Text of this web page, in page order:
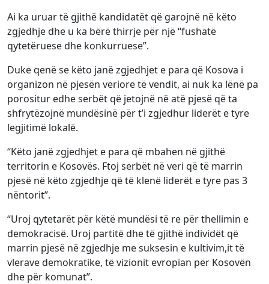
Ai ka uruar të gjithë kandidatët që garojnë në këto
zgjedhje dhe u ka bërë thirrje për një “fushatë
qytetëruese dhe konkurruese”.
Duke qenë se këto janë zgjedhjet e para që Kosova i
organizon në pjesën veriore të vendit, ai nuk ka lënë pa
porositur edhe serbët që jetojnë në atë pjesë që ta
shfrytëzojnë mundësinë për t’i zgjedhur liderët e tyre
legjitimë lokalë.
“Këto janë zgjedhjet e para që mbahen në gjithë
territorin e Kosovës. Ftoj serbët në veri që të marrin
pjesë në këto zgjedhje që të klenë liderët e tyre pas 3
nëntorit”.
“Uroj qytetarët për këtë mundësi të re për thellimin e
demokracisë. Uroj partitë dhe të gjithë individët që
marrin pjesë në zgjedhje me suksesin e kultivim,it të
vlerave demokratike, të vizionit evropian për Kosovën
dhe për komunat”.